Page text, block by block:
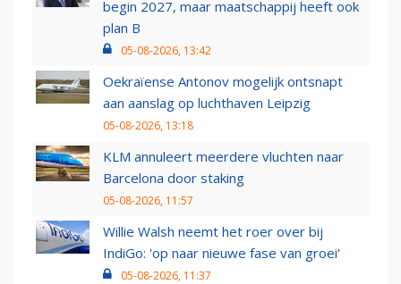
begin 2027, maar maatschappij heeft ook
plan B
05-08-2026, 13:42
Oekraïense Antonov mogelijk ontsnapt
aan aanslag op luchthaven Leipzig
05-08-2026, 13:18
KLM annuleert meerdere vluchten naar
Barcelona door staking
05-08-2026, 11:57
Willie Walsh neemt het roer over bij
IndiGo: 'op naar nieuwe fase van groei'
05-08-2026, 11:37